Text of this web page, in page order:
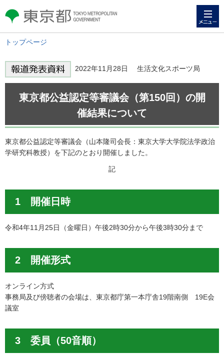
東京都 TOKYO METROPOLITAN
GOVERNMENT
トップページ
2022年11月28日 生活文化スポーツ局
東京都公益認定等審議会（第150回）の開
催結果について
東京都公益認定等審議会（山本隆司会長：東京大学大学院法学政治
学研究科教授）を下記のとおり開催しました。
記
1 開催日時
令和4年11月25日（金曜日）午後2時30分から午後3時30分まで
2 開催形式
オンライン方式
事務局及び傍聴者の会場は、東京都庁第一本庁舎19階南側 19E会
議室
3 委員（50音順）